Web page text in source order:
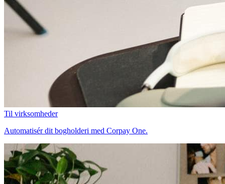
Til virksomheder
Automatisér dit bogholderi med Corpay One.